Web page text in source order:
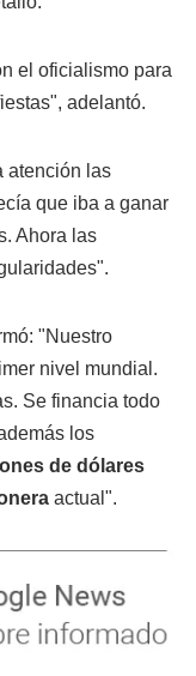
el oficialismo para
adelantó.
atención las
que iba a ganar
Ahora las
"Nuestro
nivel mundial.
Se financia todo
los
de dólares
actual".